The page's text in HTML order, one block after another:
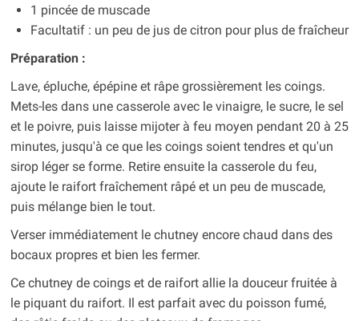
1 pincée de muscade
Facultatif : un peu de jus de citron pour plus de fraîcheur
Préparation :
Lave, épluche, épépine et râpe grossièrement les coings.
Mets-les dans une casserole avec le vinaigre, le sucre, le sel
et le poivre, puis laisse mijoter à feu moyen pendant 20 à 25
minutes, jusqu'à ce que les coings soient tendres et qu'un
sirop léger se forme. Retire ensuite la casserole du feu,
ajoute le raifort fraîchement râpé et un peu de muscade,
puis mélange bien le tout.
Verser immédiatement le chutney encore chaud dans des
bocaux propres et bien les fermer.
Ce chutney de coings et de raifort allie la douceur fruitée à
le piquant du raifort. Il est parfait avec du poisson fumé,